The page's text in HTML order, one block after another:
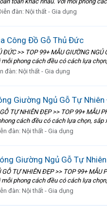
đàn:Nội thất - Gia dụng
Công Đồ Gỗ Thủ Đức
ĐỨC >> TOP 99+ MẪU GIƯỜNG
phong cách đều có cách lựa
đàn:Nội thất - Gia dụng
Giường Ngủ Gỗ Tự Nhiên
TỰ NHIÊN ĐẸP >> TOP 99+
cách đều có cách lựa chọn, sắp
đàn:Nội thất - Gia dụng
Giường Ngủ Gỗ Tự
GỖ TỰ NHIÊN ĐẸP >> TOP 99+
phong cách đều có cách lựa
đàn:Nội thất - Gia dụng